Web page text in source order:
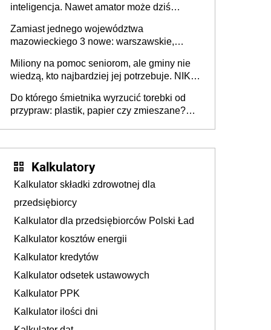
inteligencja. Nawet amator może dziś
Zamiast jednego województwa
mazowieckiego 3 nowe: warszawskie,
Europie nie ma tak dużych jednostek
stołecznych
Miliony na pomoc seniorom, ale gminy nie
wiedzą, kto najbardziej jej potrzebuje. NIK
Do którego śmietnika wyrzucić torebki od
przypraw: plastik, papier czy zmieszane?
Kalkulatory
Kalkulator składki zdrowotnej dla
przedsiębiorcy
Kalkulator dla przedsiębiorców Polski Ład
Kalkulator kosztów energii
Kalkulator kredytów
Kalkulator odsetek ustawowych
Kalkulator PPK
Kalkulator ilości dni